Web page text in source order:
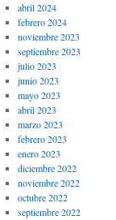
abril 2024
febrero 2024
noviembre 2023
septiembre 2023
julio 2023
junio 2023
mayo 2023
abril 2023
marzo 2023
febrero 2023
enero 2023
diciembre 2022
noviembre 2022
octubre 2022
septiembre 2022